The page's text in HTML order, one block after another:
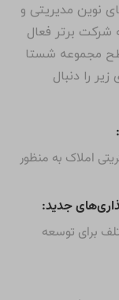
نوین مدیریتی و
شرکت برتر فعال
مجموعه شستا
را دنبال
املاک به منظور
جدید:
برای توسعه